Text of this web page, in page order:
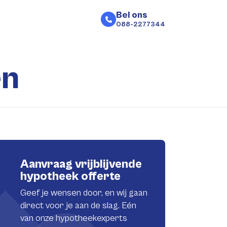
Bel ons
088-2277344
Aanvraag vrijblijvende
hypotheek offerte
Geef je wensen door, en wij gaan
direct voor je aan de slag. Eén
van onze hypotheekexperts